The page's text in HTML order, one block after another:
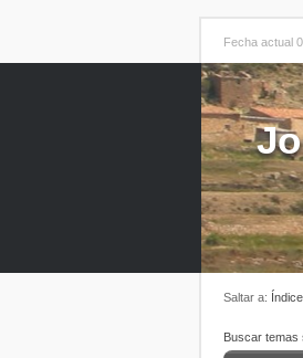
Fecha actual
Saltar a:
Buscar temas